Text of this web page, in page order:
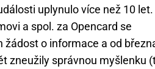
uplynulo více než 10 let.
a spol. za Opencard se
o informace a od
zneužily správnou myšlenku